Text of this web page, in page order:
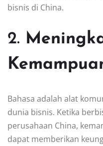
bisnis di China.
2.
Bahasa adalah alat
dunia bisnis. Ketika
perusahaan China,
dapat memberikan